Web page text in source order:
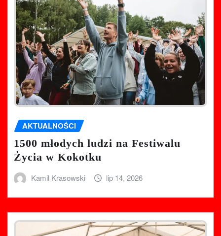
AKTUALNOŚCI
1500 młodych ludzi na Festiwalu
Życia w Kokotku
Kamil Krasowski lip 14, 2026